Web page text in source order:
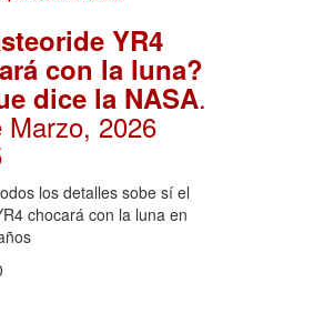
YR4
con la luna?
dice la NASA.
Marzo, 2026
los detalles sobe sí el
chocará con la luna en